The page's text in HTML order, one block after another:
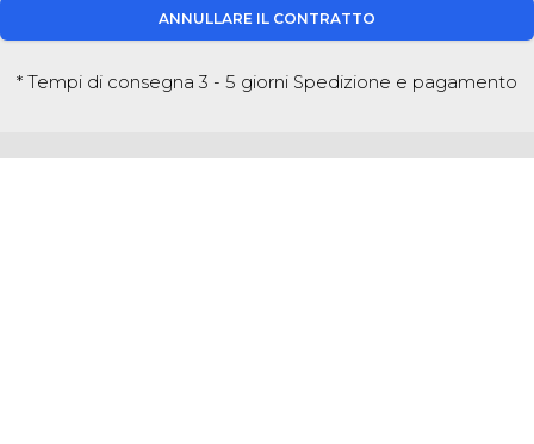
ANNULLARE IL CONTRATTO
* Tempi di consegna 3 - 5 giorni Spedizione e pagamento